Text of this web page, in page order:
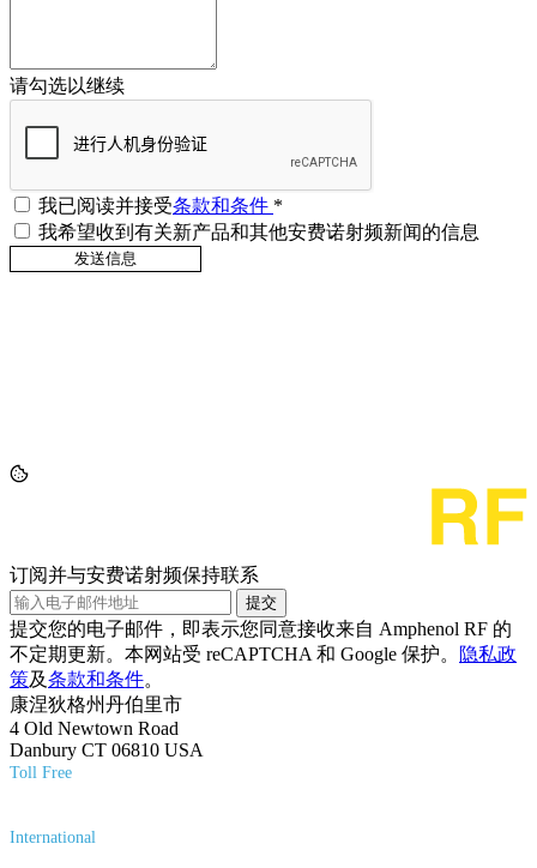
请勾选以继续
我已阅读并接受条款和条件 *
我希望收到有关新产品和其他安费诺射频新闻的信息
订阅并与安费诺射频保持联系
提交
提交您的电子邮件，即表示您同意接收来自 Amphenol RF 的
不定期更新。本网站受 reCAPTCHA 和 Google 保护。
隐私政
策及条款和条件。
康涅狄格州丹伯里市
4 Old Newtown Road
Danbury CT 06810 USA
Toll Free
International